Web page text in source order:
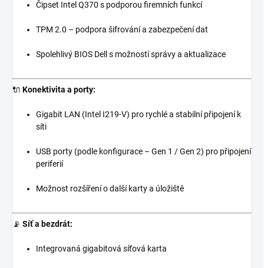
Čipset Intel Q370 s podporou firemních funkcí
TPM 2.0 – podpora šifrování a zabezpečení dat
Spolehlivý BIOS Dell s možností správy a aktualizace
🔌 Konektivita a porty:
Gigabit LAN (Intel I219-V) pro rychlé a stabilní připojení k
síti
USB porty (podle konfigurace – Gen 1 / Gen 2) pro připojení
periferií
Možnost rozšíření o další karty a úložiště
📡 Síť a bezdrát:
Integrovaná gigabitová síťová karta